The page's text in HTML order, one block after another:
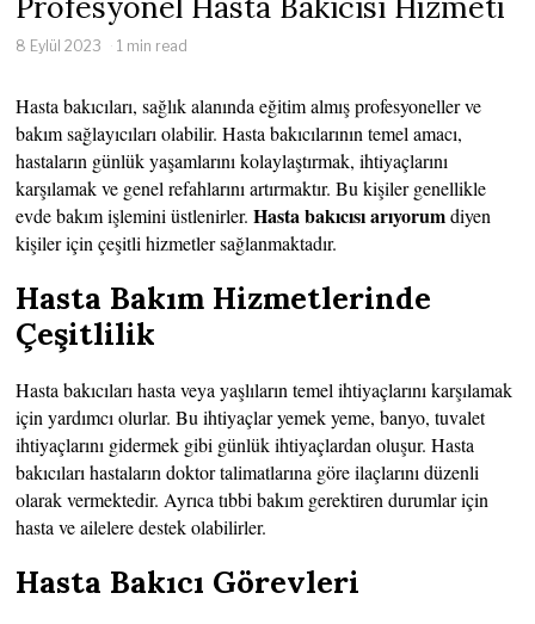
Profesyonel Hasta Bakıcısı Hizmeti
8 Eylül 2023 1 min read
Hasta bakıcıları, sağlık alanında eğitim almış profesyoneller ve
bakım sağlayıcıları olabilir. Hasta bakıcılarının temel amacı,
hastaların günlük yaşamlarını kolaylaştırmak, ihtiyaçlarını
karşılamak ve genel refahlarını artırmaktır. Bu kişiler genellikle
evde bakım işlemini üstlenirler.Hasta bakıcısı arıyorumdiyen
kişiler için çeşitli hizmetler sağlanmaktadır.
Hasta Bakım Hizmetlerinde
Çeşitlilik
Hasta bakıcıları hasta veya yaşlıların temel ihtiyaçlarını karşılamak
için yardımcı olurlar. Bu ihtiyaçlar yemek yeme, banyo, tuvalet
ihtiyaçlarını gidermek gibi günlük ihtiyaçlardan oluşur. Hasta
bakıcıları hastaların doktor talimatlarına göre ilaçlarını düzenli
olarak vermektedir. Ayrıca tıbbi bakım gerektiren durumlar için
hasta ve ailelere destek olabilirler.
Hasta Bakıcı Görevleri